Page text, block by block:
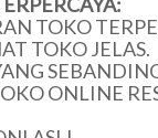
TOKO
TOKO JELAS.
ONLINE